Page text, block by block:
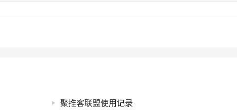
聚推客联盟使用记录